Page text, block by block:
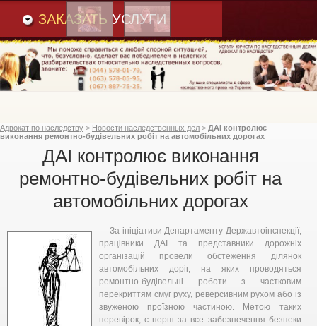
ЗАКАЗАТЬ УСЛУГИ
Адвокат по наследству > Новости наследственных дел > ДАІ контролює
виконання ремонтно-будівельних робіт на автомобільних дорогах
ДАІ контролює виконання
ремонтно-будівельних робіт на
автомобільних дорогах
За ініціативи Департаменту Державтоінспекції,
працівники ДАІ та представники дорожніх
організацій провели обстеження ділянок
автомобільних доріг, на яких проводяться
ремонтно-будівельні роботи з частковим
перекриттям смуг руху, реверсивним рухом або із
звуженою проїзною частиною. Метою таких
перевірок, є перш за все забезпечення безпеки